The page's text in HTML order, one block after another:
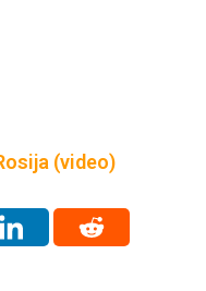
(video)